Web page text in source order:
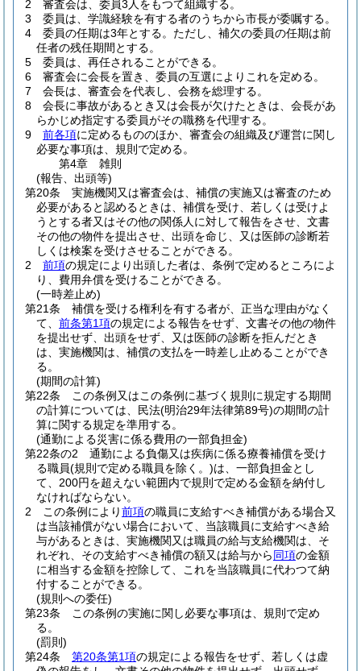
2
審査会は、委員3人をもつて組織する。
3
委員は、学識経験を有する者のうちから市長が委嘱する。
4
委員の任期は3年とする。 ただし、補欠の委員の任期は前
任者の残任期間とする。
5
委員は、再任されることができる。
6
審査会に会長を置き、委員の互選によりこれを定める。
7
会長は、審査会を代表し、会務を総理する。
8
会長に事故があるとき又は会長が欠けたときは、会長があ
らかじめ指定する委員がその職務を代理する。
9
前各項に定めるもののほか、審査会の組織及び運営に関し
必要な事項は、規則で定める。
第4章
雑則
(報告、出頭等)
第20条
実施機関又は審査会は、補償の実施又は審査のため
必要があると認めるときは、補償を受け、若しくは受けよ
うとする者又はその他の関係人に対して報告をさせ、文書
その他の物件を提出させ、出頭を命じ、又は医師の診断若
しくは検案を受けさせることができる。
2
前項の規定により出頭した者は、条例で定めるところによ
り、費用弁償を受けることができる。
(一時差止め)
第21条
補償を受ける権利を有する者が、正当な理由がなく
て、 前条第1項の規定による報告をせず、文書その他の物件
を提出せず、出頭をせず、又は医師の診断を拒んだとき
は、実施機関は、補償の支払を一時差し止めることができ
る。
(期間の計算)
第22条
この条例又はこの条例に基づく規則に規定する期間
の計算については、民法(明治29年法律第89号)の期間の計
算に関する規定を準用する。
(通勤による災害に係る費用の一部負担金)
第22条の2
通勤による負傷又は疾病に係る療養補償を受け
る職員(規則で定める職員を除く。)は、一部負担金とし
て、200円を超えない範囲内で規則で定める金額を納付し
なければならない。
2
この条例により前項の職員に支給すべき補償がある場合又
は当該補償がない場合において、当該職員に支給すべき給
与があるときは、実施機関又は職員の給与支給機関は、そ
れぞれ、その支給すべき補償の額又は給与から同項の金額
に相当する金額を控除して、これを当該職員に代わつて納
付することができる。
(規則への委任)
第23条
この条例の実施に関し必要な事項は、規則で定め
る。
(罰則)
第24条
第20条第1項の規定による報告をせず、若しくは虚